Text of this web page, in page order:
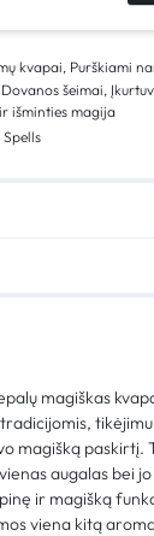
kvapai, Purškiami
Dovanos šeimai,
išminties magija
Spells
magiškas
magišką paskirtį.
augalas bei
ir magišką
viena kitą